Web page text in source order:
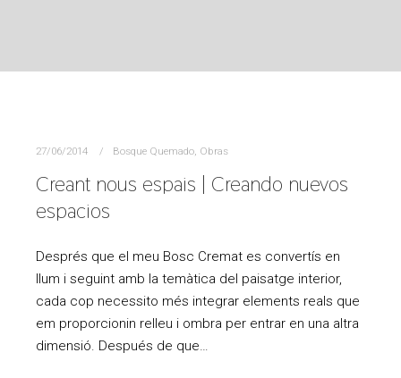
27/06/2014 Bosque Quemado, Obras
Creant nous espais | Creando nuevos
espacios
Després que el meu Bosc Cremat es convertís en
llum i seguint amb la temàtica del paisatge interior,
cada cop necessito més integrar elements reals que
em proporcionin relleu i ombra per entrar en una altra
dimensió. Después de que…